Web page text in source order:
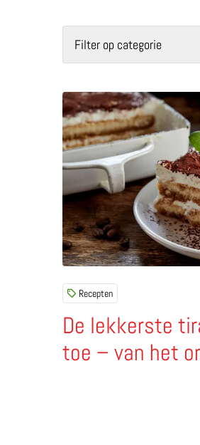
Filter op categorie
De lekkerste
toe – van het
Recepten
Lees meer over De